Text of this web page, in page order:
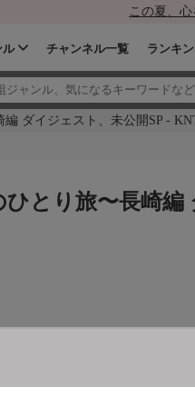
この夏、
ル チャンネル一覧 ランキ
編 ダイジェスト、未公開SP -
とり旅〜長崎
編 ダイジェスト、未公開SP